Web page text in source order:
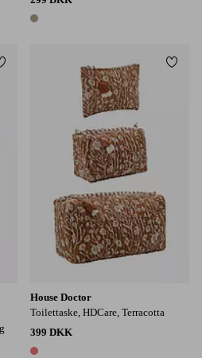
1 farve
Tilføj til favoritter
House Doctor
Toilettaske, HDCare, Terracotta
399 DKK